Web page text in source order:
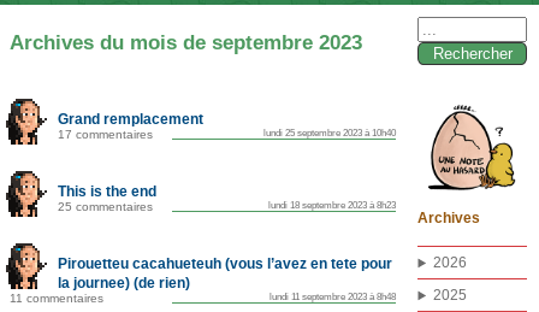
Archives du mois de septembre 2023
Grand remplacement
17 commentaires lundi 25 septembre 2023 à 10h40
This is the end
25 commentaires lundi 18 septembre 2023 à 8h23
Pirouetteu cacahueteuh (vous l’avez en tete pour
la journee) (de rien)
11 commentaires lundi 11 septembre 2023 à 8h48
Archives
2026
2025